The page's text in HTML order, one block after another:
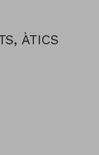
ÀTICS